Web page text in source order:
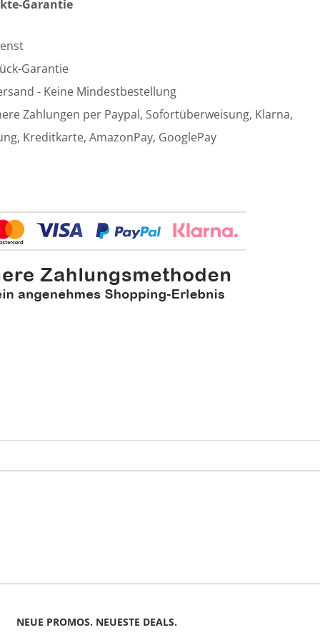
Garantie
Garantie
- Keine Mindestbestellung
Zahlungen per Paypal, Sofortüberweisung, Klarna,
Kreditkarte, AmazonPay, GooglePay
NEUE PROMOS. NEUESTE DEALS.